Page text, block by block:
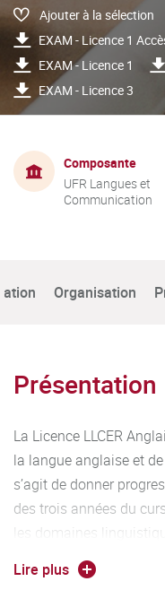
Ajouter à la sélection
EXAM - Licence 1
EXAM - Licence 1
EXAM - Licence 3
Composante
UFR Langues et
Communication
Organisation
Présentation
La Licence LLCER
la langue anglaise et
s’agit de donner
des trois années du
les domaines
afin de leur permettre
dans le monde de
Lire plus